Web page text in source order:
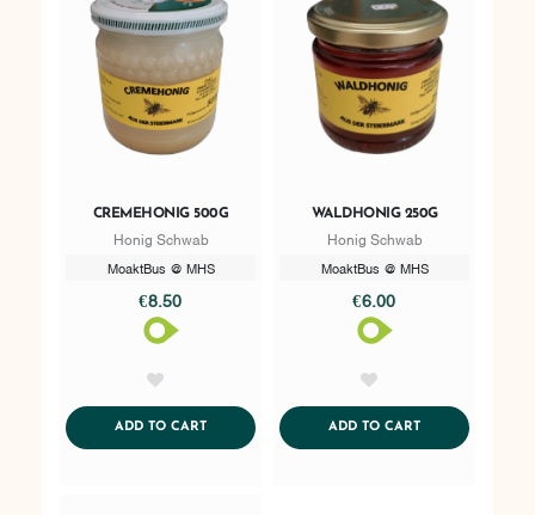
CREMEHONIG 500G
Honig Schwab
MoaktBus @ MHS
€8.50
ADD TO CARTADDTOCART
WALDHONIG 250G
Honig Schwab
MoaktBus @ MHS
€6.00
ADD TO CARTADDTOCART